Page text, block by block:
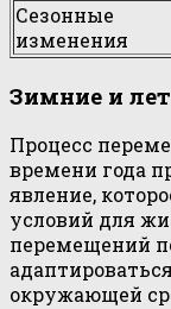
Сезонные
изменения
Зимние и
Процесс
времени года
явление,
условий для
перемещений
окружающей